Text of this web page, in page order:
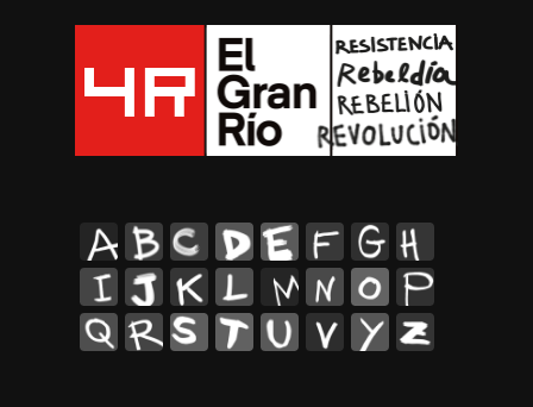
A B C D E F G
H
I
J K L M N O
P